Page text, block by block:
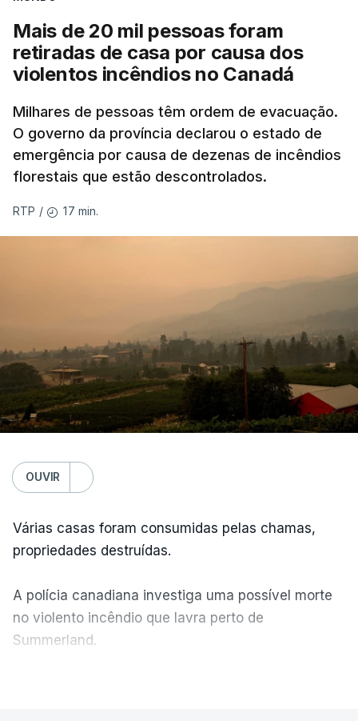
Mais de 20 mil pessoas foram
retiradas de casa por causa dos
violentos incêndios no Canadá
Milhares de pessoas têm ordem de evacuação.
O governo da província declarou o estado de
emergência por causa de dezenas de incêndios
florestais que estão descontrolados.
RTP / 17 min.
OUVIR
Várias casas foram consumidas pelas chamas,
propriedades destruídas.
A polícia canadiana investiga uma possível morte
no violento incêndio que lavra perto de
Summerland.